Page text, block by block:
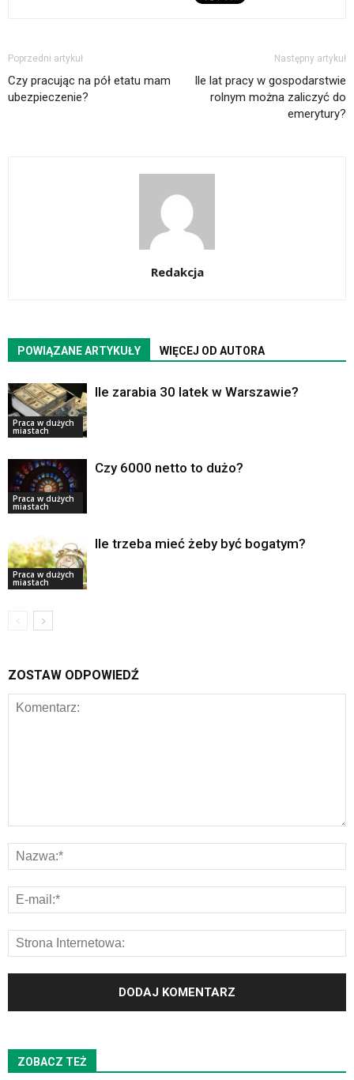
Poprzedni artykuł
Czy pracując na pół etatu mam
ubezpieczenie?
Następny artykuł
Ile lat pracy w gospodarstwie
rolnym można zaliczyć do
emerytury?
Redakcja
POWIĄZANE ARTYKUŁY WIĘCEJ OD AUTORA
Praca w dużych
miastach
Ile zarabia 30 latek w Warszawie?
Praca w dużych
miastach
Czy 6000 netto to dużo?
Praca w dużych
miastach
Ile trzeba mieć żeby być bogatym?
ZOSTAW ODPOWIEDŹ
ZOBACZ TEŻ